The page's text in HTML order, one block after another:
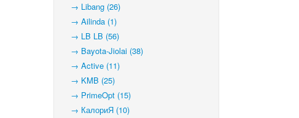
→ Libang (26)
→ Ailinda (1)
→ LB LB (56)
→ Bayota-Jiolai (38)
→ Active (11)
→ KMB (25)
→ PrimeOpt (15)
→ КалориЯ (10)